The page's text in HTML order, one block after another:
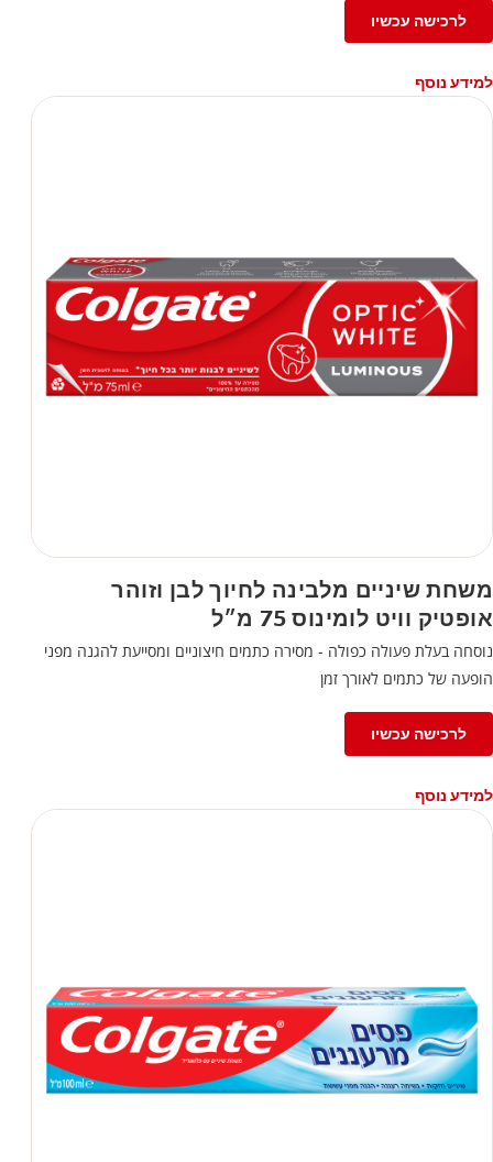
לרכישה עכשיו
למידע נוסף
משחת שיניים מלבינה לחיוך לבן וזוהר
אופטיק וויט לומינוס 75 מ״ל
נוסחה בעלת פעולה כפולה - מסירה כתמים חיצוניים ומסייעת להגנה מפני
הופעה של כתמים לאורך זמן
לרכישה עכשיו
למידע נוסף